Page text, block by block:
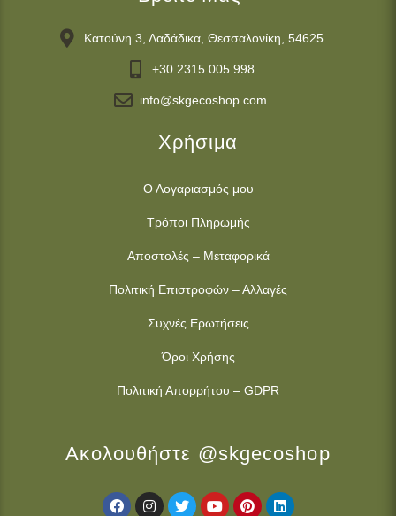
Κατούνη 3, Λαδάδικα, Θεσσαλονίκη, 54625
+30 2315 005 998
info@skgecoshop.com
Χρήσιμα
Ο Λογαριασμός μου
Τρόποι Πληρωμής
Αποστολές – Μεταφορικά
Πολιτική Επιστροφών – Αλλαγές
Συχνές Ερωτήσεις
Όροι Χρήσης
Πολιτική Απορρήτου – GDPR
Ακολουθήστε @skgecoshop